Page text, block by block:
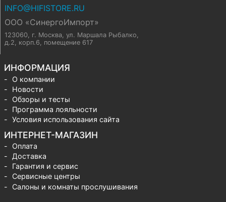
INFO@HIFISTORE.RU
ООО «СинергоИмпорт»
123060, г. Москва, ул. Маршала Рыбалко,
д.2, корп.6, помещение 617
ИНФОРМАЦИЯ
О компании
Новости
Обзоры и тесты
Программа лояльности
Условия использования сайта
ИНТЕРНЕТ-МАГАЗИН
Оплата
Доставка
Гарантия и сервис
Сервисные центры
Салоны и комнаты прослушивания